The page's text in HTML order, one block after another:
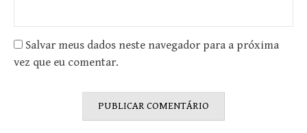
Salvar meus dados neste navegador para a próxima
vez que eu comentar.